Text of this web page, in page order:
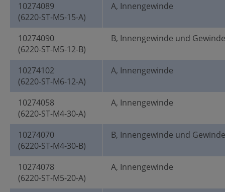
10274089
(6220-ST-M5-15-A)
A, Innengewinde
10274090
(6220-ST-M5-12-B)
B, Innengewinde und
10274102
(6220-ST-M6-12-A)
A, Innengewinde
10274058
(6220-ST-M4-30-A)
A, Innengewinde
10274070
(6220-ST-M4-30-B)
B, Innengewinde und
10274078
(6220-ST-M5-20-A)
A, Innengewinde